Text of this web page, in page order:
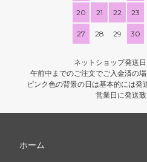
20 21 22 23
27 28 29 30
ネットショップ発送
午前中までのご注文でご入金済の
ピンク色の背景の日は基本的には発
営業日に発送致
ホーム